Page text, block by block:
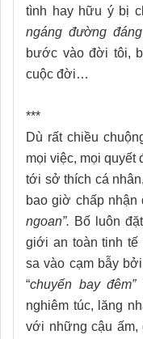
tình hay hữu ý bị
ngáng đường
bước vào đời tôi,
cuộc đời…
***
Dù rất chiều
mọi việc, mọi quyết
tới sở thích cá
bao giờ chấp
ngoan”. Bố luôn
giới an toàn tinh tế
sa vào cạm bẫy
“chuyến bay đêm”
nghiêm túc, lăng
với những cậu